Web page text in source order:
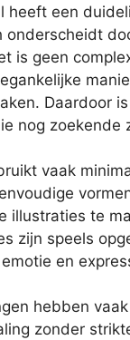
heeft een
onderscheidt
is geen
Daardoor
nog zoekende
vaak
illustraties te
zijn speels
en
hebben
zonder